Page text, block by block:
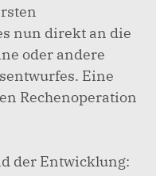
nun direkt an die
oder andere
Eine
Rechenoperation
der Entwicklung: